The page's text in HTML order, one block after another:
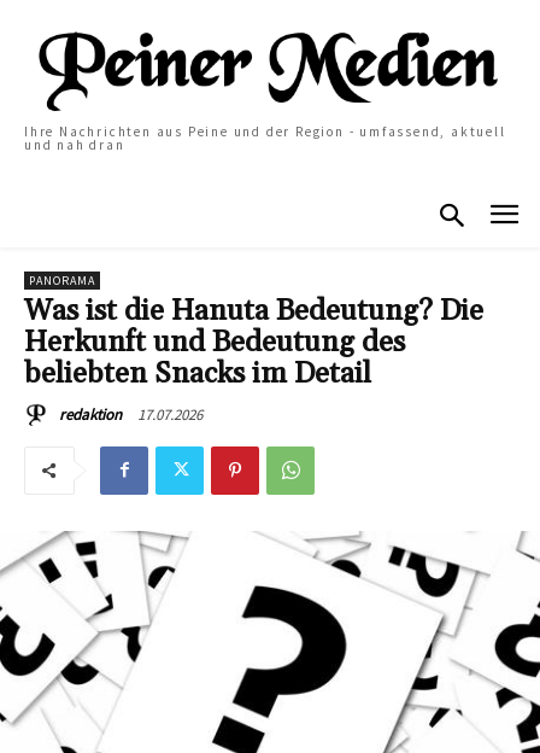
Ihre Nachrichten aus Peine und der Region - umfassend, aktuell
und nah dran
PANORAMA
Was ist die Hanuta Bedeutung? Die
Herkunft und Bedeutung des
beliebten Snacks im Detail
redaktion 17.07.2026